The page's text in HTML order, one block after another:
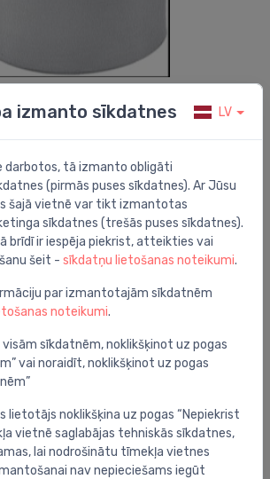
h=35 D=67, hromēta
Minimal, d=32, hroms ##
izmanto sīkdatnes LV
darbotos, tā izmanto obligāti
(pirmās puses sīkdatnes). Ar Jūsu
šajā vietnē var tikt izmantotas
sīkdatnes (trešās puses sīkdatnes).
brīdī ir iespēja piekrist, atteikties vai
šeit - sīkdatņu lietošanas noteikumi.
par izmantotajām sīkdatnēm
noteikumi.
sīkdatnēm, noklikšķinot uz pogas
vai noraidīt, noklikšķinot uz pogas
lietotājs noklikšķina uz pogas “Nepiekrist
vietnē saglabājas tehniskās sīkdatnes,
lai nodrošinātu tīmekļa vietnes
nav nepieciešams iegūt